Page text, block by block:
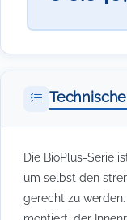
Die BioPlus-Serie
um selbst den
gerecht zu